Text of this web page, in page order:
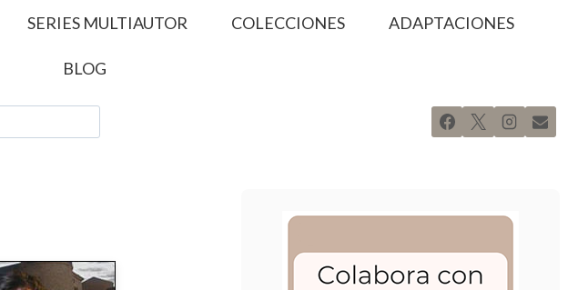
SERIES MULTIAUTOR COLECCIONES ADAPTACIONES
BLOG